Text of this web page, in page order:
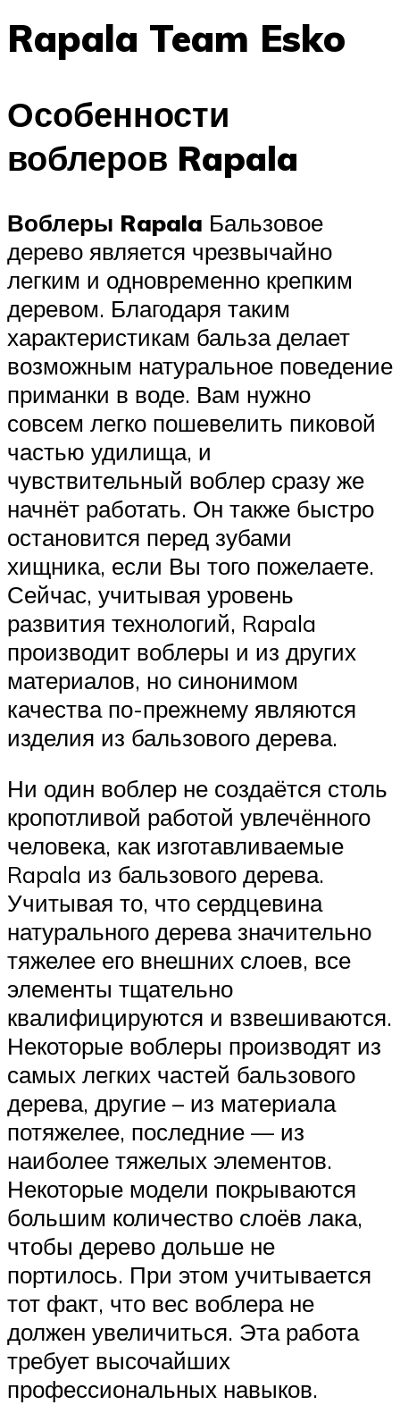
Rapala Team Esko
Особенности
воблеров Rapala
Воблеры Rapala Бальзовое
дерево является чрезвычайно
легким и одновременно крепким
деревом. Благодаря таким
характеристикам бальза делает
возможным натуральное поведение
приманки в воде. Вам нужно
совсем легко пошевелить пиковой
частью удилища, и
чувствительный воблер сразу же
начнёт работать. Он также быстро
остановится перед зубами
хищника, если Вы того пожелаете.
Сейчас, учитывая уровень
развития технологий, Rapala
производит воблеры и из других
материалов, но синонимом
качества по-прежнему являются
изделия из бальзового дерева.
Ни один воблер не создаётся столь
кропотливой работой увлечённого
человека, как изготавливаемые
Rapala из бальзового дерева.
Учитывая то, что сердцевина
натурального дерева значительно
тяжелее его внешних слоев, все
элементы тщательно
квалифицируются и взвешиваются.
Некоторые воблеры производят из
самых легких частей бальзового
дерева, другие – из материала
потяжелее, последние — из
наиболее тяжелых элементов.
Некоторые модели покрываются
большим количество слоёв лака,
чтобы дерево дольше не
портилось. При этом учитывается
тот факт, что вес воблера не
должен увеличиться. Эта работа
требует высочайших
профессиональных навыков.